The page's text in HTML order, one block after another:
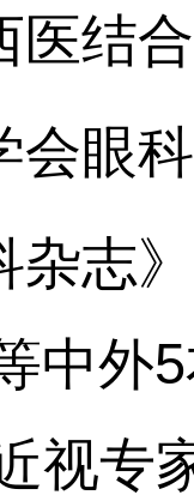
医结
会眼
杂志
中外
视专